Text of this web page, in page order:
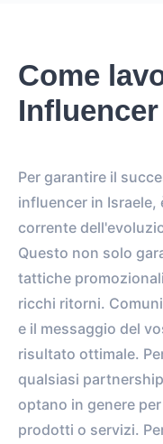
Come
Per garantire il
influencer in Israele,
corrente
Questo non solo
tattiche
ricchi ritorni.
e il messaggio del
risultato ottimale.
qualsiasi
optano in genere
prodotti o servizi.